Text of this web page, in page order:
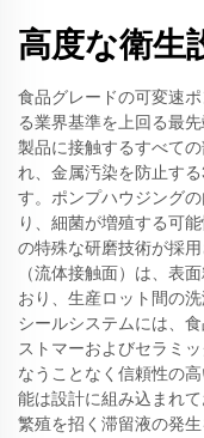
高度な衛生
食品グレードの可変速
る業界基準を上回る最
製品に接触するすべて
れ、金属汚染を防止す
す。ポンプハウジング
り、細菌が増殖する可
の特殊な研磨技術が採
（流体接触面）は、表
おり、生産ロット間の
シールシステムには、
ストマーおよびセラミ
なうことなく信頼性の
能は設計に組み込まれ
繁殖を招く滞留液の発